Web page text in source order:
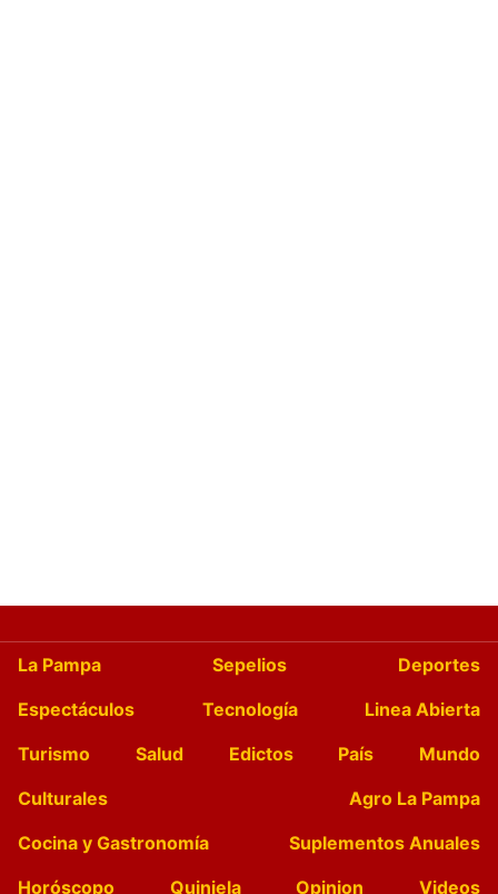
La Pampa Sepelios
Deportes
Espectáculos
Tecnología
Linea Abierta
Turismo
Salud Edictos País
Mundo
Culturales
Agro La Pampa
Cocina y Gastronomía
Suplementos Anuales
Horóscopo
Quiniela Opinion
Videos